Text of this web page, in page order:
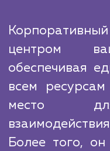
передовые
чтобы
безопасность
обучение
поддержку,